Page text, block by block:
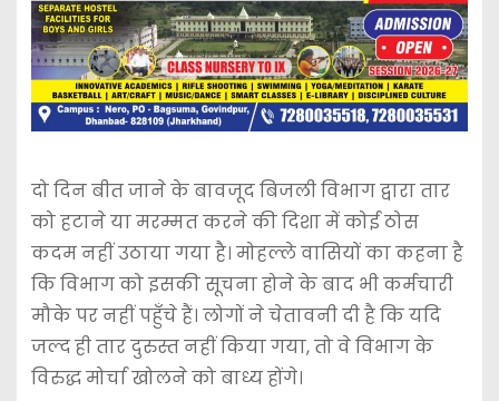
दो दिन बीत जाने के बावजूद बिजली विभाग द्वारा तार
को हटाने या मरम्मत करने की दिशा में कोई ठोस
कदम नहीं उठाया गया है। मोहल्ले वासियों का कहना है
कि विभाग को इसकी सूचना होने के बाद भी कर्मचारी
मौके पर नहीं पहुँचे हैं। लोगों ने चेतावनी दी है कि यदि
जल्द ही तार दुरुस्त नहीं किया गया, तो वे विभाग के
विरुद्ध मोर्चा खोलने को बाध्य होंगे।